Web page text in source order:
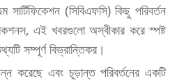
(সিবিএফসি) কিছু পরিবর্তন
এই খবরগুলো অস্বীকার করে স্পষ্ট
সম্পূর্ণ বিভ্রান্তিকর।
করেছে এবং চূড়ান্ত পরিবর্তনের একটি